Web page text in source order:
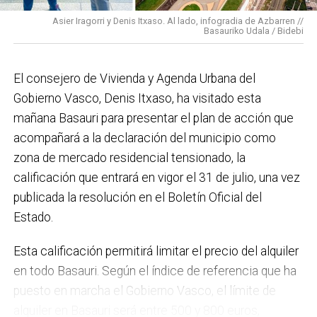
impulso para la creación de huertos urbanos,la
elaboración del Plan General de Actuación Energética,
el Plan de Acción contra el Ruido y la instalación de
régimen de autoconsumo, que hacen de Basauri un
municipio más sostenible y preparado para el futuro.
En ese sentido, estamos trabajando en acciones de
clima y energía, entre las que destacan el diseño de
una red de refugios climáticos, junto con un Plan de
Actuación ante Episodios de Altas Temperaturas,
como las que recientemente hemos sufrido.
proyecto de lanueva haurreskola que se construirá en
Sarratu, junto a Arizko Ikastola, y que es una apuesta
por la educación pública y un elemento más de apoyo
Asier Iragorri y Denis Itxaso. Al lado, infogradia de Azbarren //
Basauriko Udala / Bidebi
El consejero de Vivienda y Agenda Urbana del
Gobierno Vasco, Denis Itxaso, ha visitado esta
mañana Basauri para presentar el plan de acción que
acompañará a la declaración del municipio como
zona de mercado residencial tensionado, la
calificación que entrará en vigor el 31 de julio, una vez
publicada la resolución en el Boletín Oficial del
Estado.
Esta calificación permitirá limitar el precio del alquiler
en todo Basauri. Según el índice de referencia que ha
puesto en marcha el Gobierno Vasco, el límite de